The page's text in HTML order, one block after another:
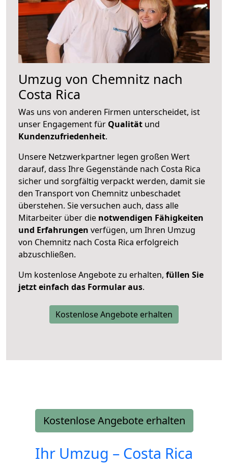
Umzug von Chemnitz nach
Costa Rica
Was uns von anderen Firmen unterscheidet, ist
unser Engagement für Qualität und
Kundenzufriedenheit.
Unsere Netzwerkpartner legen großen Wert
darauf, dass Ihre Gegenstände nach Costa Rica
sicher und sorgfältig verpackt werden, damit sie
den Transport von Chemnitz unbeschadet
überstehen. Sie versuchen auch, dass alle
Mitarbeiter über die notwendigen Fähigkeiten
und Erfahrungen verfügen, um Ihren Umzug
von Chemnitz nach Costa Rica erfolgreich
abzuschließen.
Um kostenlose Angebote zu erhalten, füllen Sie
jetzt einfach das Formular aus.
Kostenlose Angebote erhalten
Kostenlose Angebote erhalten
Ihr Umzug – Costa Rica